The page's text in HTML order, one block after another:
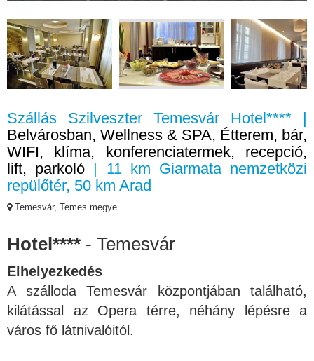
Szállás Szilveszter Temesvár Hotel**** |
Belvárosban, Wellness & SPA, Étterem, bár,
WIFI, klíma, konferenciatermek, recepció,
lift, parkoló | 11 km Giarmata nemzetközi
repülőtér, 50 km Arad
Temesvár, Temes megye
Hotel**** - Temesvár
Elhelyezkedés
A szálloda Temesvár központjában található,
kilátással az Opera térre, néhány lépésre a
város fő látnivalóitól.